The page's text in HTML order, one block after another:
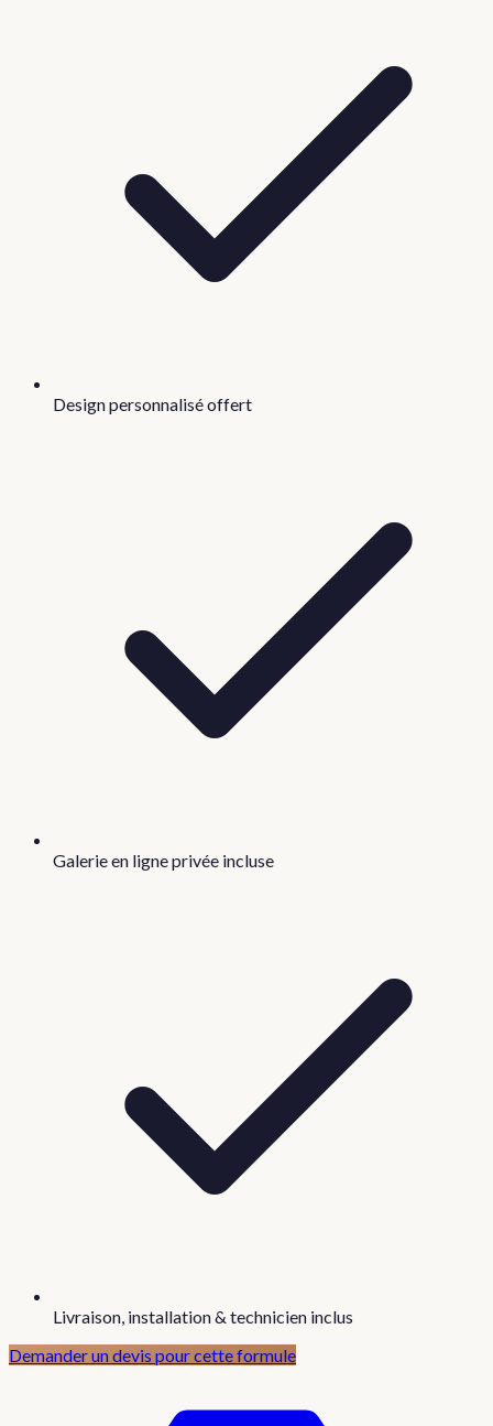
Design personnalisé offert
Galerie en ligne privée incluse
Livraison, installation & technicien inclus
Demander un devis pour cette formule